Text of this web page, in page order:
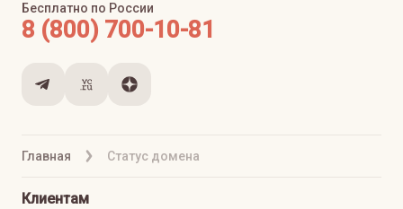
Главная Статус домена
Бесплатно по России
8 (800) 700-10-81
Клиентам